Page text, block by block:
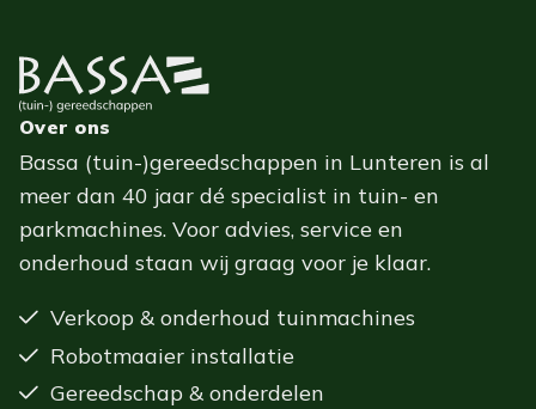
Over ons
Bassa (tuin-)gereedschappen in Lunteren is al
meer dan 40 jaar dé specialist in tuin- en
parkmachines. Voor advies, service en
onderhoud staan wij graag voor je klaar.
Verkoop & onderhoud tuinmachines
Robotmaaier installatie
Gereedschap & onderdelen